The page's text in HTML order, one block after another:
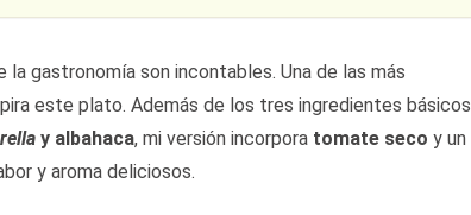
gastronomía son incontables. Una de las más
este plato. Además de los tres ingredientes básicos
y albahaca, mi versión incorpora tomate seco y un
y aroma deliciosos.